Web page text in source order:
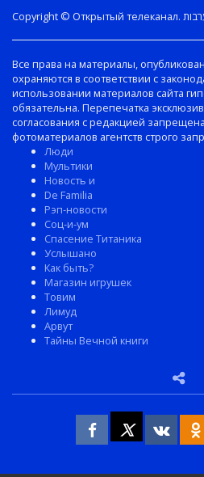
Все права на материалы,
охраняются в соответствии с
использовании материалов сайта
обязательна. Перепечатка
согласования с редакцией
фотоматериалов агентств строго
Люди
Мультики
Новость и
De Familia
Рэп-новости
Соц-и-ум
Спасение Титаника
Услышано
Как быть?
Магазин игрушек
Товим
Лимуд
Арвут
Тайны Вечной книги